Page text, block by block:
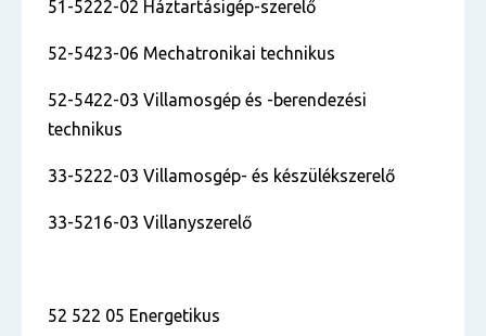
51-5222-02 Háztartásigép-szerelő
52-5423-06 Mechatronikai technikus
52-5422-03 Villamosgép és -berendezési
technikus
33-5222-03 Villamosgép- és készülékszerelő
33-5216-03 Villanyszerelő
52 522 05 Energetikus